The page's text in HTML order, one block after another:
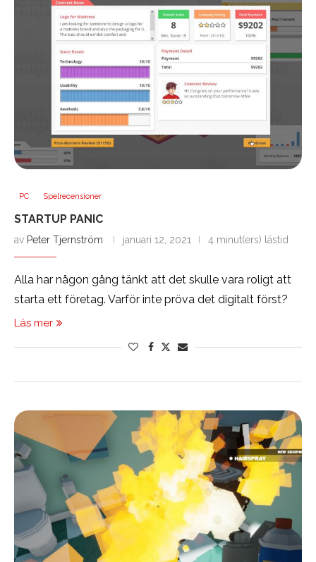
PC Spelrecensioner
STARTUP PANIC
av Peter Tjernström januari 12, 2021 4 minut(ers) lästid
Alla har någon gång tänkt att det skulle vara roligt att
starta ett företag. Varför inte pröva det digitalt först?
Läs mer